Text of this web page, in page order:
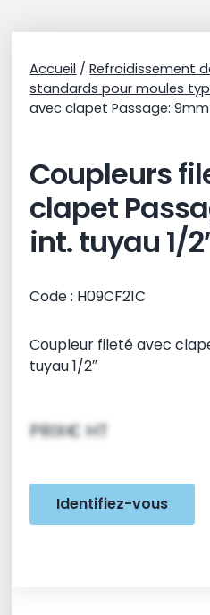
Accueil /Refroidissement
standards pour moules
avec clapet Passage:
Coupleurs
clapet
int. tuyau 1/
Code : H09CF21C
Coupleur fileté avec
tuyau 1/2″
PRIX€ HT
Identifiez-vous